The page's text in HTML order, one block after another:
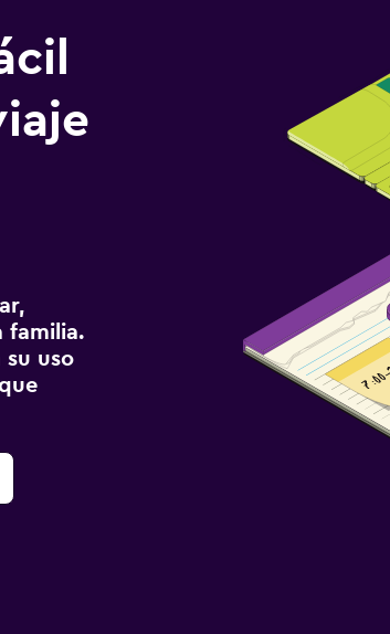
familia.
uso